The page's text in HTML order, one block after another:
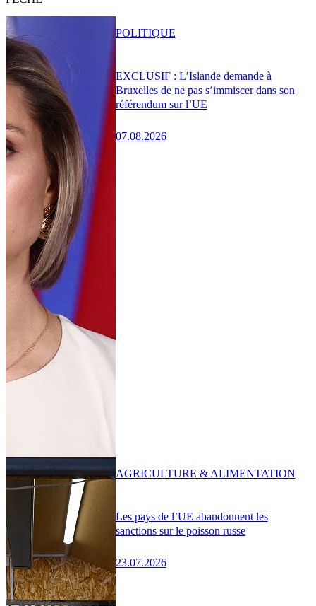
EXCLUSIF : L’Islande demande à
Bruxelles de ne pas s’immiscer dans son
référendum sur l’UE
07.08.2026
POLITIQUE
Les pays de l’UE abandonnent les
sanctions sur le poisson russe
23.07.2026
AGRICULTURE & ALIMENTATION